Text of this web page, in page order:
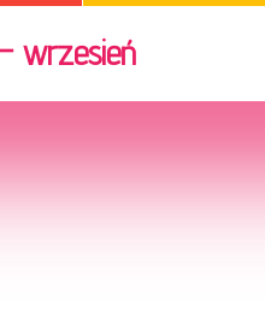
wrzesień